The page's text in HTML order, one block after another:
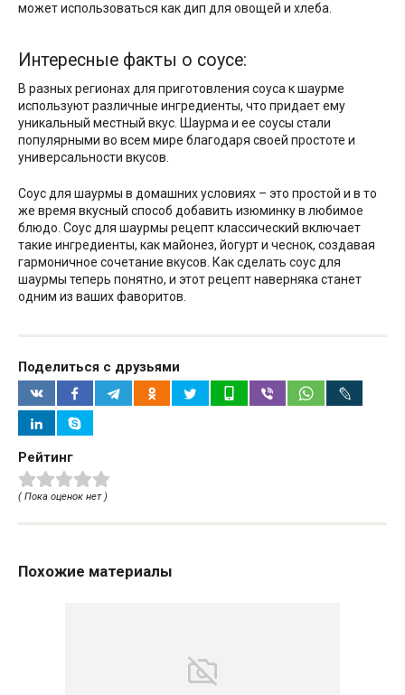
может использоваться как дип для овощей и хлеба.
Интересные факты о соусе:
В разных регионах для приготовления соуса к шаурме
используют различные ингредиенты, что придает ему
уникальный местный вкус. Шаурма и ее соусы стали
популярными во всем мире благодаря своей простоте и
универсальности вкусов.
Соус для шаурмы в домашних условиях – это простой и в то
же время вкусный способ добавить изюминку в любимое
блюдо. Соус для шаурмы рецепт классический включает
такие ингредиенты, как майонез, йогурт и чеснок, создавая
гармоничное сочетание вкусов. Как сделать соус для
шаурмы теперь понятно, и этот рецепт наверняка станет
одним из ваших фаворитов.
Поделиться с друзьями
Рейтинг
( Пока оценок нет )
Похожие материалы